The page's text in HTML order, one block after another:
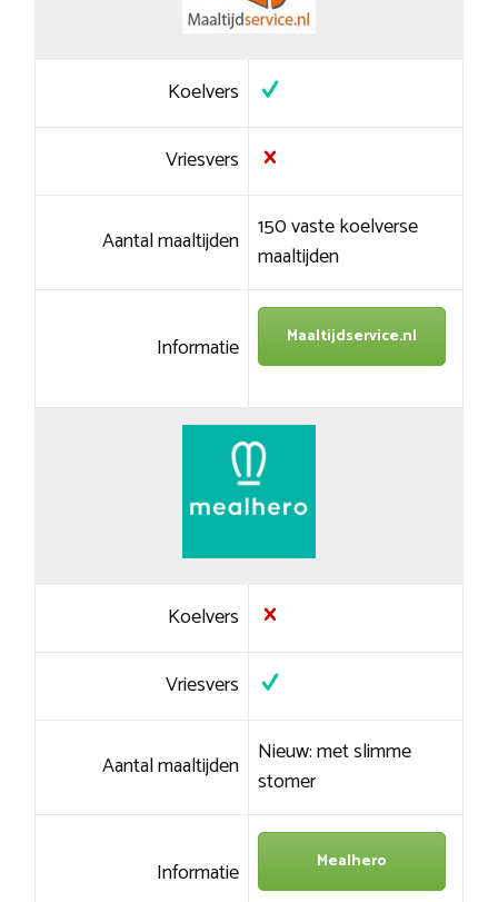
Koelvers
Vriesvers
Aantal maaltijden 150 vaste koelverse
maaltijden
Informatie Maaltijdservice.nl
Koelvers
Vriesvers
Aantal maaltijden Nieuw: met slimme
stomer
Informatie Mealhero